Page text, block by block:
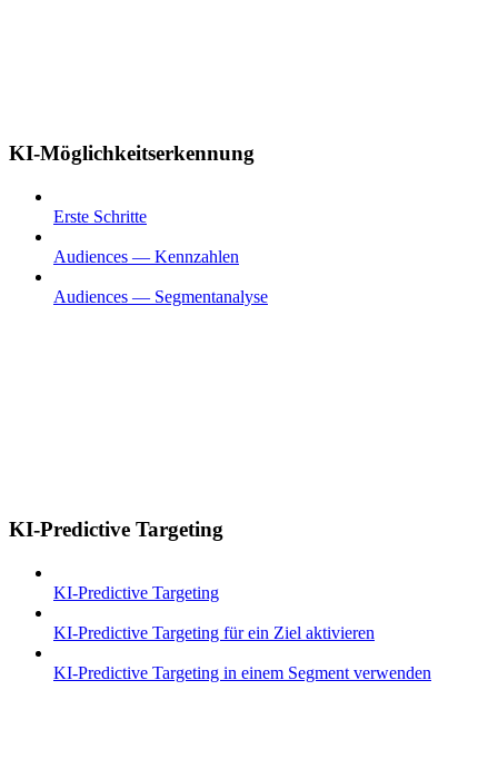
KI-Möglichkeitserkennung
Erste Schritte
Audiences — Kennzahlen
Audiences — Segmentanalyse
KI-Predictive Targeting
KI-Predictive Targeting
KI-Predictive Targeting für ein Ziel aktivieren
KI-Predictive Targeting in einem Segment verwenden